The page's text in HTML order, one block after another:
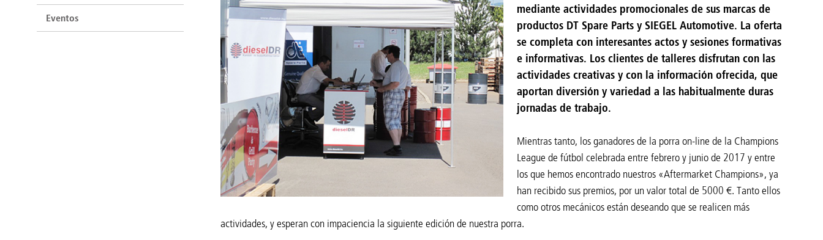
mediante actividades promocionales de sus marcas de
productos DT Spare Parts y SIEGEL Automotive. La oferta
se completa con interesantes actos y sesiones formativas
e informativas. Los clientes de talleres disfrutan con las
actividades creativas y con la información ofrecida, que
aportan diversión y variedad a las habitualmente duras
jornadas de trabajo.
Mientras tanto, los ganadores de la porra on-line de la Champions
League de fútbol celebrada entre febrero y junio de 2017 y entre
los que hemos encontrado nuestros «Aftermarket Champions», ya
han recibido sus premios, por un valor total de 5000 €. Tanto ellos
como otros mecánicos están deseando que se realicen más
actividades, y esperan con impaciencia la siguiente edición de nuestra porra.
Eventos